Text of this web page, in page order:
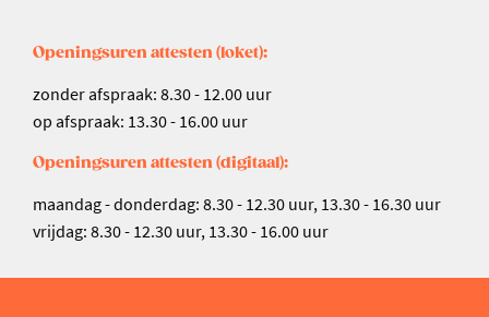
Openingsuren attesten (loket):
zonder afspraak: 8.30 - 12.00 uur
op afspraak: 13.30 - 16.00 uur
Openingsuren attesten (digitaal):
maandag - donderdag: 8.30 - 12.30 uur, 13.30 - 16.30 uur
vrijdag: 8.30 - 12.30 uur, 13.30 - 16.00 uur